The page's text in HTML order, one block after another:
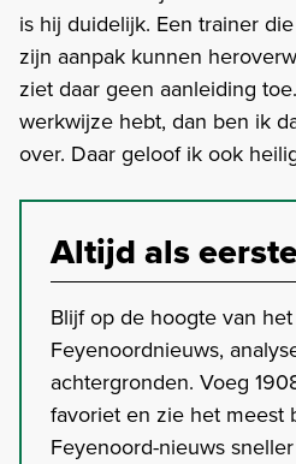
is hij duidelijk. Een trainer
zijn aanpak kunnen
ziet daar geen aanleiding
werkwijze hebt, dan ben ik
over. Daar geloof ik ook heilig
Altijd als
Blijf op de hoogte van
Feyenoordnieuws,
achtergronden. Voeg
favoriet en zie het meest
Feyenoord-nieuws